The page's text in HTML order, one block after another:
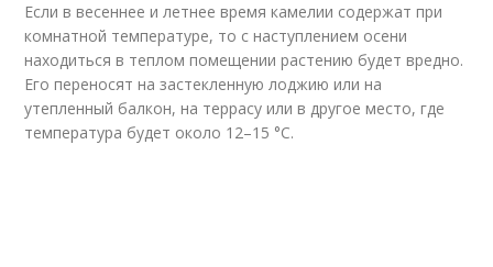
Если в весеннее и летнее время камелии содержат при
комнатной температуре, то с наступлением осени
находиться в теплом помещении растению будет вредно.
Его переносят на застекленную лоджию или на
утепленный балкон, на террасу или в другое место, где
температура будет около 12–15 °C.